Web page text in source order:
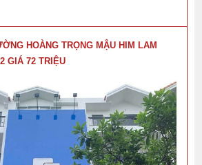
HOÀNG TRỌNG MẬU HIM LAM
GIÁ 72 TRIỆU